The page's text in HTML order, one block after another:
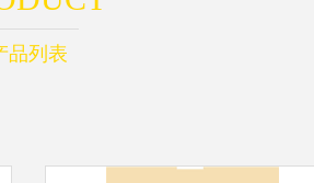
品列表